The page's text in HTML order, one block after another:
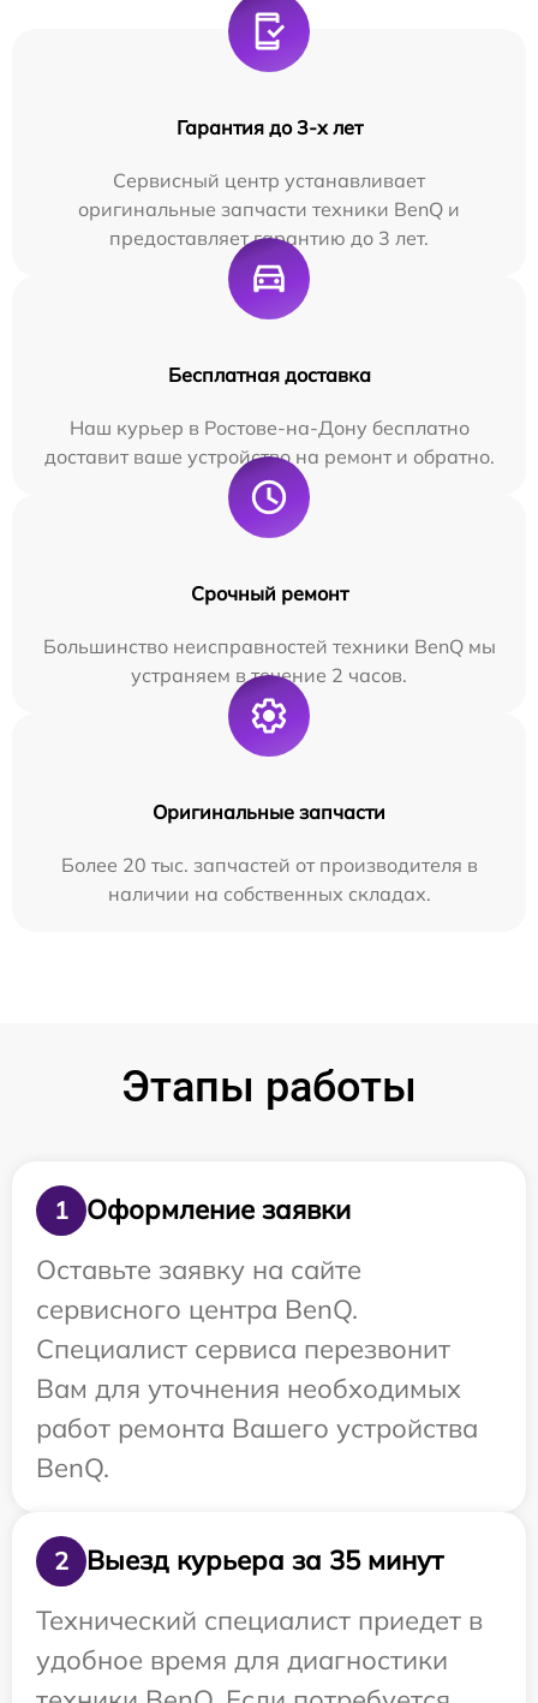
Гарантия до 3-х лет
Сервисный центр устанавливает
оригинальные запчасти техники BenQ и
предоставляет гарантию до 3 лет.
Бесплатная доставка
Наш курьер в Ростове-на-Дону бесплатно
доставит ваше устройство на ремонт и обратно.
Срочный ремонт
Большинство неисправностей техники BenQ мы
устраняем в течение 2 часов.
Оригинальные запчасти
Более 20 тыс. запчастей от производителя в
наличии на собственных складах.
Этапы работы
1
Оформление заявки
Оставьте заявку на сайте
сервисного центра BenQ.
Специалист сервиса перезвонит
Вам для уточнения необходимых
работ ремонта Вашего устройства
BenQ.
2
Выезд курьера за 35 минут
Технический специалист приедет в
удобное время для диагностики